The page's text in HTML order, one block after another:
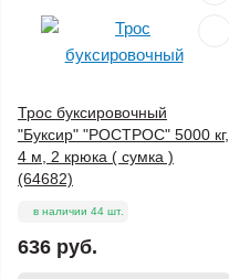
Трос буксировочный
"Буксир" "РОСТРОС" 5000 кг,
4 м, 2 крюка ( сумка )
(64682)
в наличии 44 шт.
636 руб.